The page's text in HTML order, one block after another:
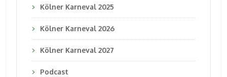
Kölner Karneval 2025
Kölner Karneval 2026
Kölner Karneval 2027
Podcast